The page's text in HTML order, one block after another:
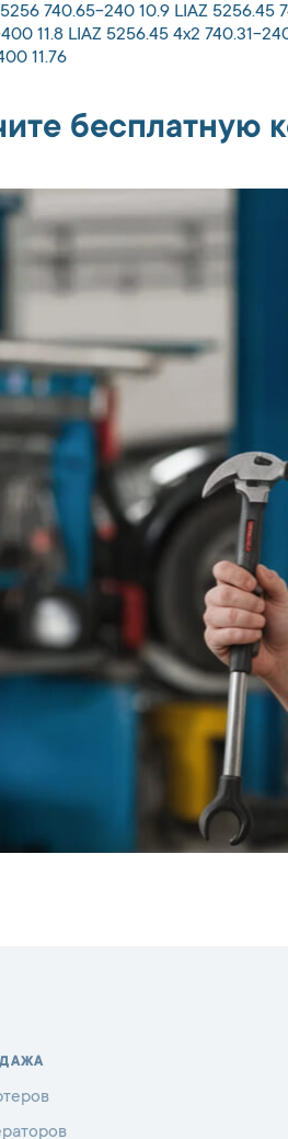
740.65-240 10.9 LIAZ
11.8 LIAZ 5256.45 4x2 740.31-
11.76
бесплатную